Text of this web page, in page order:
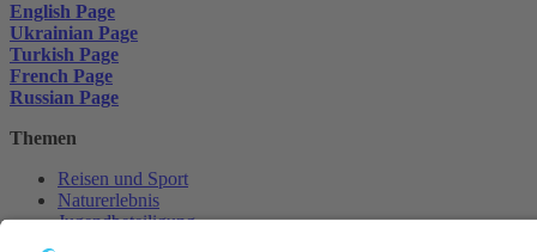
English Page
Ukrainian Page
Turkish Page
French Page
Russian Page
Themen
Reisen und Sport
Naturerlebnis
Jugendbeteiligung